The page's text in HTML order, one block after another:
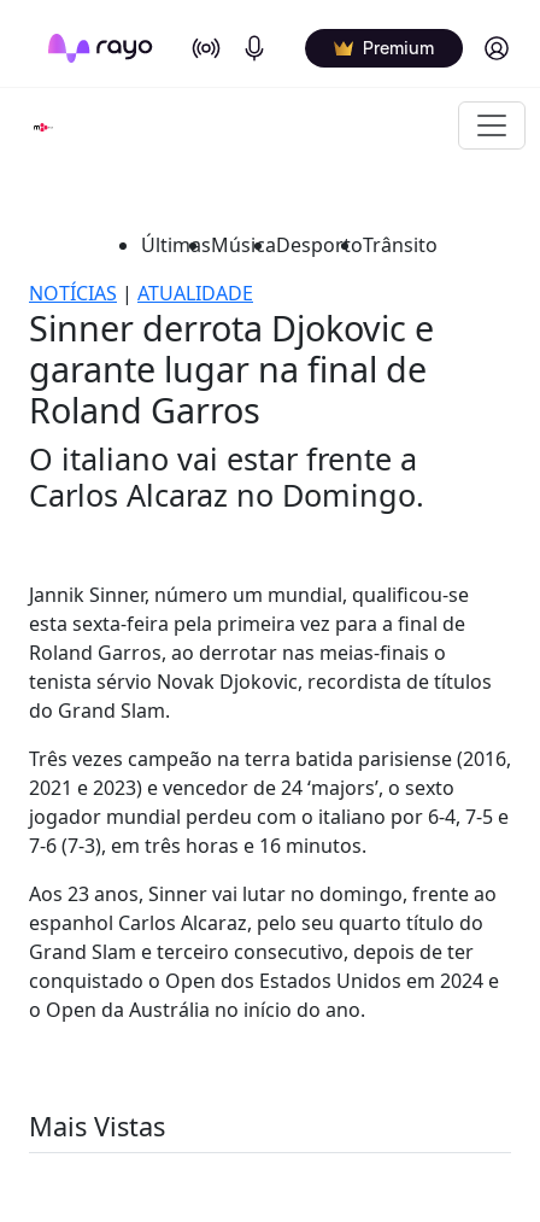
On Air Podcasts Premium Log in
ÚltimasMúsicaDesportoTrânsito
NOTÍCIAS | ATUALIDADE
Sinner derrota Djokovic e
garante lugar na final de
Roland Garros
O italiano vai estar frente a
Carlos Alcaraz no Domingo.
Jannik Sinner, número um mundial, qualificou-se
esta sexta-feira pela primeira vez para a final de
Roland Garros, ao derrotar nas meias-finais o
tenista sérvio Novak Djokovic, recordista de títulos
do Grand Slam.
Três vezes campeão na terra batida parisiense (2016,
2021 e 2023) e vencedor de 24 ‘majors’, o sexto
jogador mundial perdeu com o italiano por 6-4, 7-5 e
7-6 (7-3), em três horas e 16 minutos.
Aos 23 anos, Sinner vai lutar no domingo, frente ao
espanhol Carlos Alcaraz, pelo seu quarto título do
Grand Slam e terceiro consecutivo, depois de ter
conquistado o Open dos Estados Unidos em 2024 e
o Open da Austrália no início do ano.
Mais Vistas